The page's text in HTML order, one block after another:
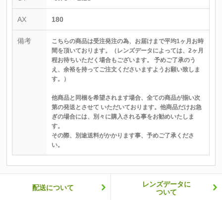
AX 180
備考
こちらの商品は受注発注の為、お届けまで平均1ヶ月お時
間を頂いております。（レンズデータによっては、2ヶ月
程お待ちいただく場合もございます。 予めご了承のう
え、余裕を持ってご注文くださいますようお願い致しま
す。）
他商品と同梱を希望されます場合、全ての商品が揃い次
第の発送とさせて いただいております。他商品だけお急
ぎの場合には、別々に購入される事をお勧めいたしま
す。
その際、別途送料がかかります事、予めご了承くださ
い。
配送について
レンズデータに
ついて